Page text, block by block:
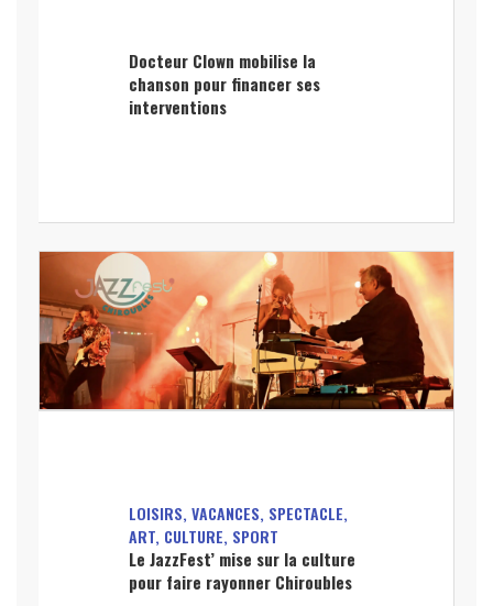
Docteur Clown mobilise la
chanson pour financer ses
interventions
LOISIRS, VACANCES, SPECTACLE,
ART, CULTURE, SPORT
Le JazzFest’ mise sur la culture
pour faire rayonner Chiroubles